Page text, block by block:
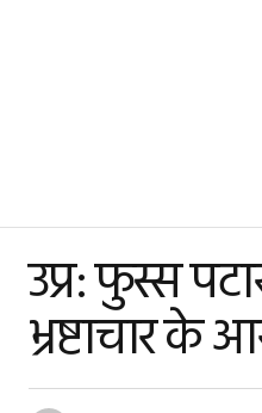
उप्र: फुस्स
भ्रष्टाचार के